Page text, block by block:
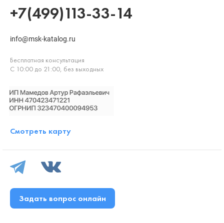
+7(499)113-33-14
info@msk-katalog.ru
Бесплатная консультация
С 10:00 до 21:00, без выходных
Смотреть карту
Задать вопрос онлайн